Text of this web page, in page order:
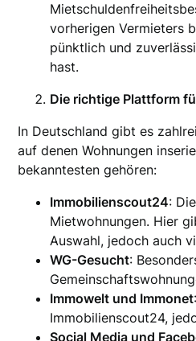
vorherigen Vermieters
pünktlich und
hast.
Die richtige Plattform
In Deutschland gibt es
auf denen Wohnungen
bekanntesten gehören:
Immobilienscout24:
Mietwohnungen. Hier
Auswahl, jedoch auch
WG-Gesucht:
Immowelt und Immonet
Immobilienscout24,
Social Media und